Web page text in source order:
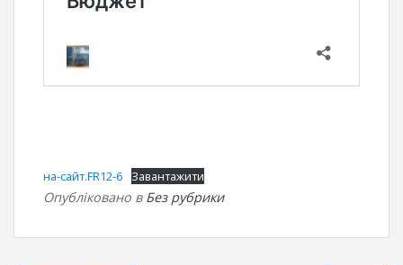
на-сайт.FR12-6 Завантажити
Опубліковано в Без рубрики